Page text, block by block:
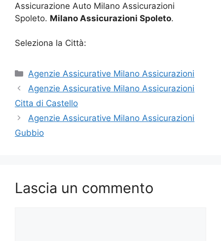
Assicurazione Auto Milano Assicurazioni
Spoleto. Milano Assicurazioni Spoleto.
Seleziona la Città:
Categorie
Agenzie Assicurative Milano Assicurazioni
Agenzie Assicurative Milano Assicurazioni
Citta di Castello
Agenzie Assicurative Milano Assicurazioni
Gubbio
Lascia un commento